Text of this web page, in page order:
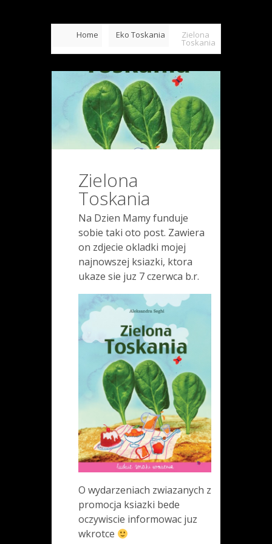
Home Eko Toskania Zielona
Toskania
Zielona
Toskania
Na Dzien Mamy funduje
sobie taki oto post. Zawiera
on zdjecie okladki mojej
najnowszej ksiazki, ktora
ukaze sie juz 7 czerwca b.r.
O wydarzeniach zwiazanych z
promocja ksiazki bede
oczywiscie informowac juz
wkrotce